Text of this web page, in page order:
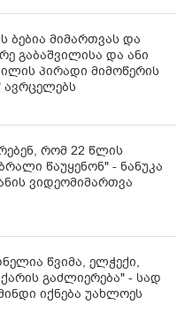
ბებია მიმართვას და
გაბაშვილისა და ანი
პირადი მიმოწერის
ავრცელებს
რომ 22 წლის
წაუყენონ" - ნანუკა
ვიდეომიმართვა
წვიმა, ელჭექი,
გაძლიერება" - სად
იქნება უახლოეს